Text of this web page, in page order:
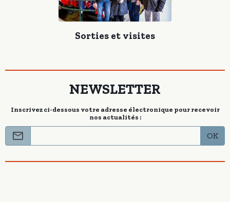
Sorties et visites
NEWSLETTER
Inscrivez ci-dessous votre adresse électronique pour recevoir
nos actualités :
OK